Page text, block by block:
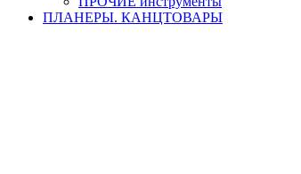
ПЛАНЕРЫ. КАНЦТОВАРЫ